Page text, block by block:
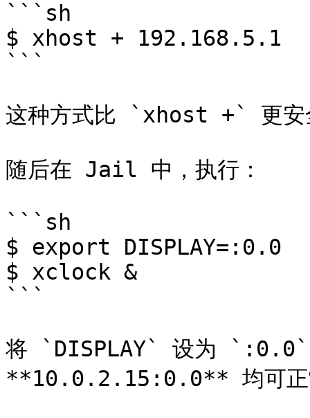
```sh
$ xhost + 192.168.5.1
```
这种方式比 `xhost +` 更安
随后在 Jail 中，执行：
```sh
$ export DISPLAY=:0.0
$ xclock &
```
将 `DISPLAY` 设为
**10.0.2.15:0.0** 均可正常